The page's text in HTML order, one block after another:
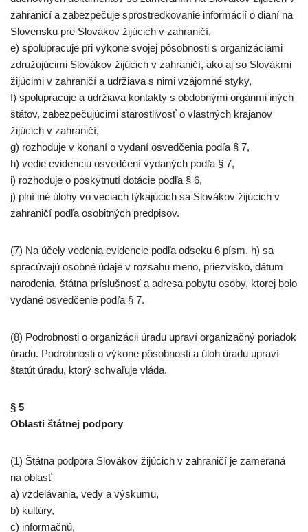
zahraničí a zabezpečuje sprostredkovanie informácií o dianí na
Slovensku pre Slovákov žijúcich v zahraničí,
e) spolupracuje pri výkone svojej pôsobnosti s organizáciami
združujúcimi Slovákov žijúcich v zahraničí, ako aj so Slovákmi
žijúcimi v zahraničí a udržiava s nimi vzájomné styky,
f) spolupracuje a udržiava kontakty s obdobnými orgánmi iných
štátov, zabezpečujúcimi starostlivosť o vlastných krajanov
žijúcich v zahraničí,
g) rozhoduje v konaní o vydaní osvedčenia podľa § 7,
h) vedie evidenciu osvedčení vydaných podľa § 7,
i) rozhoduje o poskytnutí dotácie podľa § 6,
j) plní iné úlohy vo veciach týkajúcich sa Slovákov žijúcich v
zahraničí podľa osobitných predpisov.
(7) Na účely vedenia evidencie podľa odseku 6 písm. h) sa
spracúvajú osobné údaje v rozsahu meno, priezvisko, dátum
narodenia, štátna príslušnosť a adresa pobytu osoby, ktorej bolo
vydané osvedčenie podľa § 7.
(8) Podrobnosti o organizácii úradu upraví organizačný poriadok
úradu. Podrobnosti o výkone pôsobnosti a úloh úradu upraví
štatút úradu, ktorý schvaľuje vláda.
§ 5
Oblasti štátnej podpory
(1) Štátna podpora Slovákov žijúcich v zahraničí je zameraná
na oblasť
a) vzdelávania, vedy a výskumu,
b) kultúry,
c) informačnú,